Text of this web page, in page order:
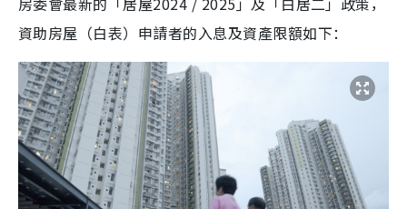
資助房屋（白表）申請者的入息及資產限額如下：